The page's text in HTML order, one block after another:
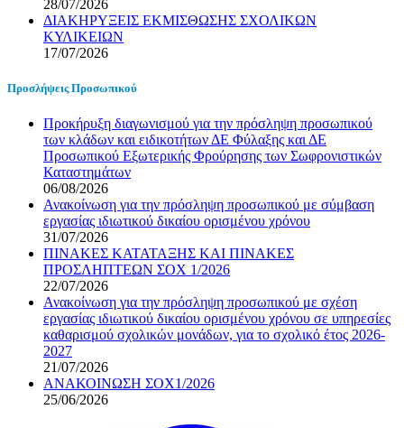
28/07/2026
ΔΙΑΚΗΡΥΞΕΙΣ ΕΚΜΙΣΘΩΣΗΣ ΣΧΟΛΙΚΩΝ
ΚΥΛΙΚΕΙΩΝ
17/07/2026
Προσλήψεις Προσωπικού
Προκήρυξη διαγωνισμού για την πρόσληψη προσωπικού
των κλάδων και ειδικοτήτων ΔΕ Φύλαξης και ΔΕ
Προσωπικού Εξωτερικής Φρούρησης των Σωφρονιστικών
Καταστημάτων
06/08/2026
Ανακοίνωση για την πρόσληψη προσωπικού με σύμβαση
εργασίας ιδιωτικού δικαίου ορισμένου χρόνου
31/07/2026
ΠΙΝΑΚΕΣ ΚΑΤΑΤΑΞΗΣ ΚΑΙ ΠΙΝΑΚΕΣ
ΠΡΟΣΛΗΠΤΕΩΝ ΣΟΧ 1/2026
22/07/2026
Ανακοίνωση για την πρόσληψη προσωπικού με σχέση
εργασίας ιδιωτικού δικαίου ορισμένου χρόνου σε υπηρεσίες
καθαρισμού σχολικών μονάδων, για το σχολικό έτος 2026-
2027
21/07/2026
ΑΝΑΚΟΙΝΩΣΗ ΣΟΧ1/2026
25/06/2026